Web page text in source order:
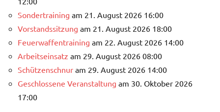
Sondertraining am 21. August 2026 16:00
Vorstandssitzung am 21. August 2026 18:00
Feuerwaffentraining am 22. August 2026 14:00
Arbeitseinsatz am 29. August 2026 08:00
Schützenschnur am 29. August 2026 14:00
Geschlossene Veranstaltung am 30. Oktober 2026
17:00